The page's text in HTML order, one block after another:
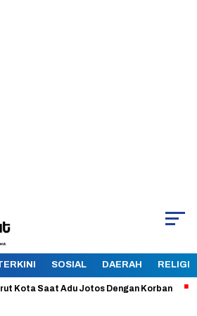
SOSIAL DAERAH RELIGI
Saat Adu Jotos Dengan Korban